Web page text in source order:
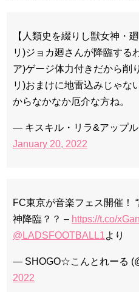
【人類史を綴りし獣女神・廻
リ)ジョカ廻さんが降臨する
ア)ゲージ体力付きだから削
リ)おまけに地雷込みじゃな
からなかなか厄介な方ね。
— キスキル・リラ&アップ
January 20, 2022
FC東京が音楽フェス開催！
神降臨？？ – https://t.co/
@LADSFOOTBALL1より
— SHOGO☆こんとれーる
2022